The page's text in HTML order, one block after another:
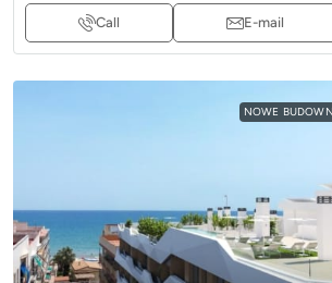
Call E-mail
NOWE